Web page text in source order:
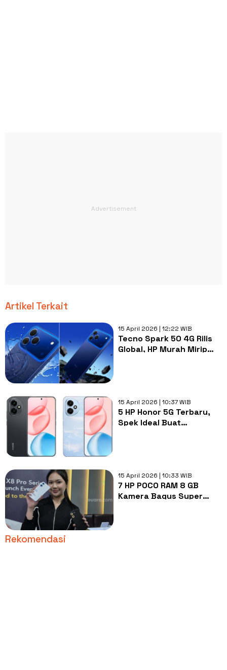
Artikel Terkait
15 April 2026 | 12:22 WIB
Tecno Spark 50 4G Rilis
Global, HP Murah Mirip
15 April 2026 | 10:37 WIB
5 HP Honor 5G Terbaru,
Spek Ideal Buat
15 April 2026 | 10:33 WIB
7 HP POCO RAM 8 GB
Kamera Bagus Super
Rekomendasi